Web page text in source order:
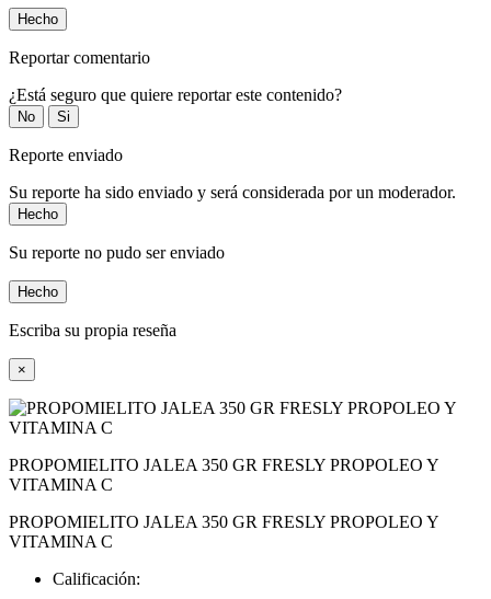
Hecho
Reportar comentario
¿Está seguro que quiere reportar este contenido?
No Si
Reporte enviado
Su reporte ha sido enviado y será considerada por un moderador.
Hecho
Su reporte no pudo ser enviado
Hecho
Escriba su propia reseña
×
PROPOMIELITO JALEA 350 GR FRESLY PROPOLEO Y
VITAMINA C
PROPOMIELITO JALEA 350 GR FRESLY PROPOLEO Y
VITAMINA C
Calificación: